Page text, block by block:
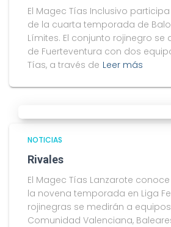
El Magec Tías Inclusivo
de la cuarta temporada de
Límites. El conjunto rojinegro se
de Fuerteventura con dos
Tías, a través de Leer más
NOTICIAS
Rivales
El Magec Tías Lanzarote
la novena temporada en Liga
rojinegras se medirán a
Comunidad Valenciana,